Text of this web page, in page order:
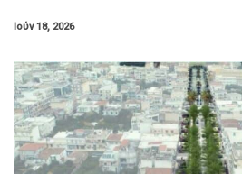
Ιούν 18, 2026